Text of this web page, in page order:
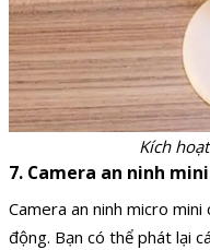
Kích
7. Camera an ninh
Camera an ninh micro
động. Bạn có thể phát lại